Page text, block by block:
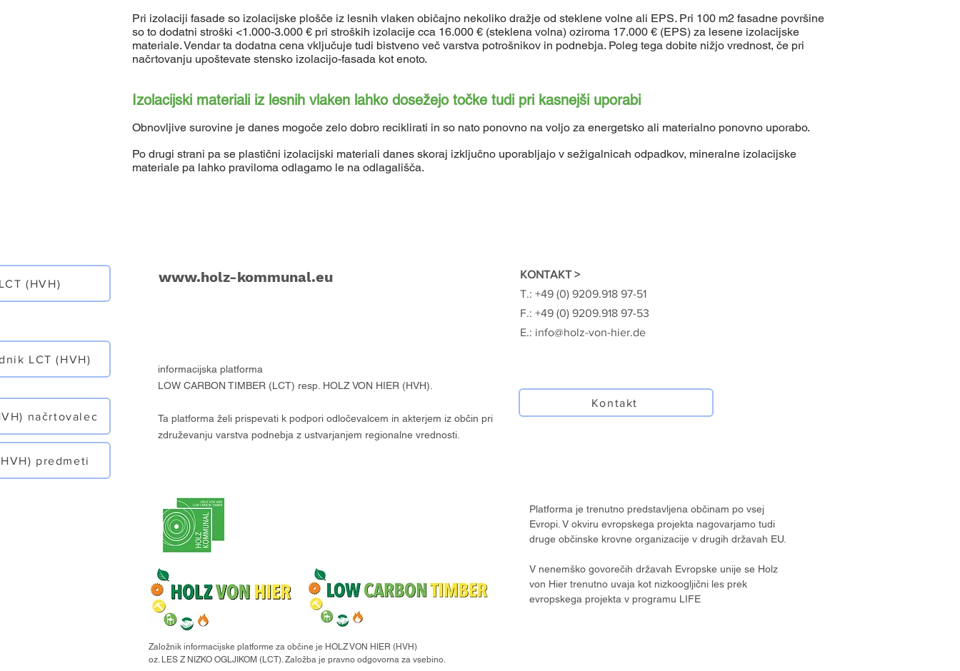
Pri izolaciji fasade so izolacijske plošče iz lesnih vlaken običajno nekoliko dražje od steklene volne ali EPS. Pri 100 m2 fasadne površine
so to dodatni stroški <1.000-3.000 € pri stroških izolacije cca 16.000 € (steklena volna) oziroma 17.000 € (EPS) za lesene izolacijske
materiale. Vendar ta dodatna cena vključuje tudi bistveno več varstva potrošnikov in podnebja. Poleg tega dobite nižjo vrednost, če pri
načrtovanju upoštevate stensko izolacijo-fasada kot enoto.
Izolacijski materiali iz lesnih vlaken lahko dosežejo točke tudi pri kasnejši uporabi
Obnovljive surovine je danes mogoče zelo dobro reciklirati in so nato ponovno na voljo za energetsko ali materialno ponovno uporabo.
Po drugi strani pa se plastični izolacijski materiali danes skoraj izključno uporabljajo v sežigalnicah odpadkov, mineralne izolacijske
materiale pa lahko praviloma odlagamo le na odlagališča.
(HVH)
LCT (HVH)
načrtovalec
predmeti
www.holz-kommunal.eu
informacijska platforma
LOW CARBON TIMBER (LCT) resp. HOLZ VON HIER (HVH).
Ta platforma želi prispevati k podpori odločevalcem in akterjem iz občin pri
združevanju varstva podnebja z ustvarjanjem regionalne vrednosti.
KONTAKT >
T.: +49 (0) 9209.918 97-51
F.: +49 (0) 9209.918 97-53
E.: info@holz-von-hier.de
Kontakt
Založnik informacijske platforme za občine je HOLZ VON HIER (HVH)
oz. LES Z NIZKO OGLJIKOM (LCT). Založba je pravno odgovorna za vsebino.
Platforma je trenutno predstavljena občinam po vsej
Evropi. V okviru evropskega projekta nagovarjamo tudi
druge občinske krovne organizacije v drugih državah EU.
V nenemško govorečih državah Evropske unije se Holz
von Hier trenutno uvaja kot nizkoogljični les prek
evropskega projekta v programu LIFE